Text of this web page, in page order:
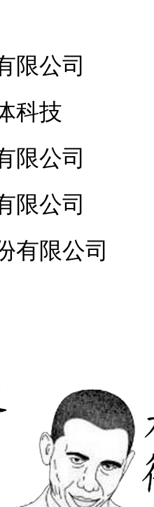
限公司
科技
限公司
限公司
有限公司